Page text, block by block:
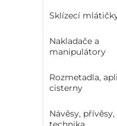
Sklízecí
Nakladače a
manipulátory
Rozmetadla,
cisterny
Návěsy,